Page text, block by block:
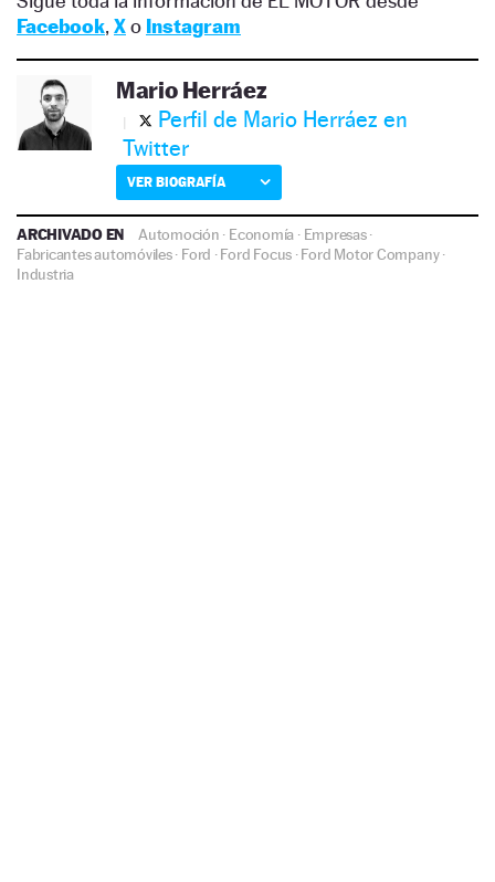
Facebook, Xo Instagram
Mario Herráez
Perfil de Mario Herráez en
Twitter
VER BIOGRAFÍA
ARCHIVADO EN Automoción · Economía · Empresas·
Fabricantes automóviles· Ford ·Ford Focus ·Ford Motor Company·
Industria